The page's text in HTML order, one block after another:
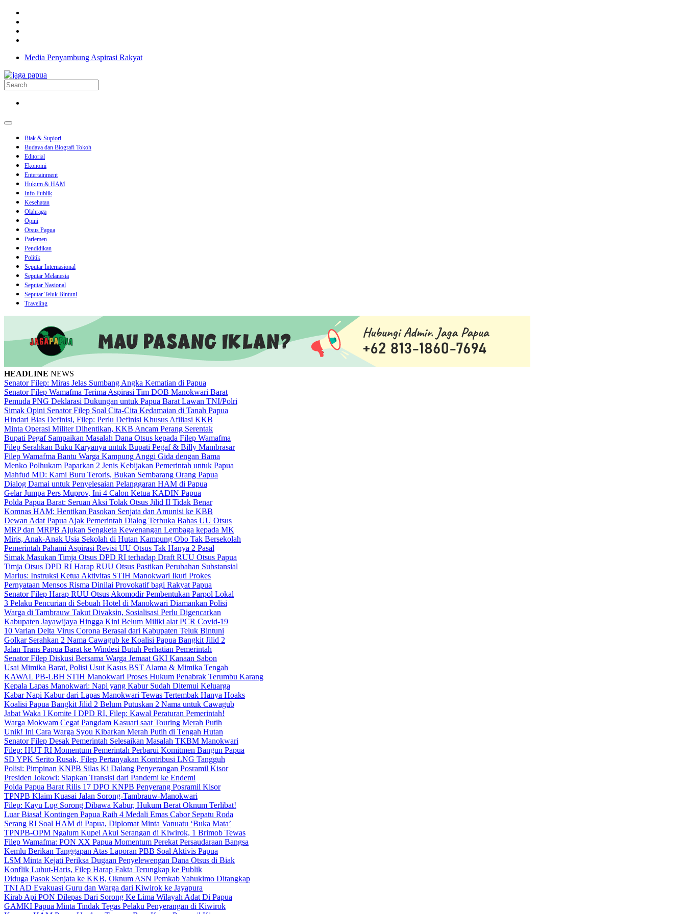
Media Penyambung Aspirasi Rakyat
Biak & Supiori
Budaya dan Biografi Tokoh
Editorial
Ekonomi
Entertainment
Hukum & HAM
Info Publik
Kesehatan
Olahraga
Opini
Otsus Papua
Parlemen
Pendidikan
Politik
Seputar Internasional
Seputar Melanesia
Seputar Nasional
Seputar Teluk Bintuni
Traveling
HEADLINE NEWS
Senator Filep: Miras Jelas Sumbang Angka Kematian di Papua
Senator Filep Wamafma Terima Aspirasi Tim DOB Manokwari Barat
Pemuda PNG Deklarasi Dukungan untuk Papua Barat Lawan TNI/Polri
Simak Opini Senator Filep Soal Cita-Cita Kedamaian di Tanah Papua
Hindari Bias Definisi, Filep: Perlu Definisi Khusus Afiliasi KKB
Minta Operasi Militer Dihentikan, KKB Ancam Perang Serentak
Bupati Pegaf Sampaikan Masalah Dana Otsus kepada Filep Wamafma
Filep Serahkan Buku Karyanya untuk Bupati Pegaf & Billy Mambrasar
Filep Wamafma Bantu Warga Kampung Anggi Gida dengan Bama
Menko Polhukam Paparkan 2 Jenis Kebijakan Pemerintah untuk Papua
Mahfud MD: Kami Buru Teroris, Bukan Sembarang Orang Papua
Dialog Damai untuk Penyelesaian Pelanggaran HAM di Papua
Gelar Jumpa Pers Muprov, Ini 4 Calon Ketua KADIN Papua
Polda Papua Barat: Seruan Aksi Tolak Otsus Jilid II Tidak Benar
Komnas HAM: Hentikan Pasokan Senjata dan Amunisi ke KBB
Dewan Adat Papua Ajak Pemerintah Dialog Terbuka Bahas UU Otsus
MRP dan MRPB Ajukan Sengketa Kewenangan Lembaga kepada MK
Miris, Anak-Anak Usia Sekolah di Hutan Kampung Obo Tak Bersekolah
Pemerintah Pahami Aspirasi Revisi UU Otsus Tak Hanya 2 Pasal
Simak Masukan Timja Otsus DPD RI terhadap Draft RUU Otsus Papua
Timja Otsus DPD RI Harap RUU Otsus Pastikan Perubahan Substansial
Marius: Instruksi Ketua Aktivitas STIH Manokwari Ikuti Prokes
Pernyataan Mensos Risma Dinilai Provokatif bagi Rakyat Papua
Senator Filep Harap RUU Otsus Akomodir Pembentukan Parpol Lokal
3 Pelaku Pencurian di Sebuah Hotel di Manokwari Diamankan Polisi
Warga di Tambrauw Takut Divaksin, Sosialisasi Perlu Digencarkan
Kabupaten Jayawijaya Hingga Kini Belum Miliki alat PCR Covid-19
10 Varian Delta Virus Corona Berasal dari Kabupaten Teluk Bintuni
Golkar Serahkan 2 Nama Cawagub ke Koalisi Papua Bangkit Jilid 2
Jalan Trans Papua Barat ke Windesi Butuh Perhatian Pemerintah
Senator Filep Diskusi Bersama Warga Jemaat GKI Kanaan Sabon
Usai Mimika Barat, Polisi Usut Kasus BST Alama & Mimika Tengah
KAWAL PB-LBH STIH Manokwari Proses Hukum Penabrak Terumbu Karang
Kepala Lapas Manokwari: Napi yang Kabur Sudah Ditemui Keluarga
Kabar Napi Kabur dari Lapas Manokwari Tewas Tertembak Hanya Hoaks
Koalisi Papua Bangkit Jilid 2 Belum Putuskan 2 Nama untuk Cawagub
Jabat Waka I Komite I DPD RI, Filep: Kawal Peraturan Pemerintah!
Warga Mokwam Cegat Pangdam Kasuari saat Touring Merah Putih
Unik! Ini Cara Warga Syou Kibarkan Merah Putih di Tengah Hutan
Senator Filep Desak Pemerintah Selesaikan Masalah TKBM Manokwari
Filep: HUT RI Momentum Pemerintah Perbarui Komitmen Bangun Papua
SD YPK Serito Rusak, Filep Pertanyakan Kontribusi LNG Tangguh
Polisi: Pimpinan KNPB Silas Ki Dalang Penyerangan Posramil Kisor
Presiden Jokowi: Siapkan Transisi dari Pandemi ke Endemi
Polda Papua Barat Rilis 17 DPO KNPB Penyerang Posramil Kisor
TPNPB Klaim Kuasai Jalan Sorong-Tambrauw-Manokwari
Filep: Kayu Log Sorong Dibawa Kabur, Hukum Berat Oknum Terlibat!
Luar Biasa! Kontingen Papua Raih 4 Medali Emas Cabor Sepatu Roda
Serang RI Soal HAM di Papua, Diplomat Minta Vanuatu ‘Buka Mata’
TPNPB-OPM Ngalum Kupel Akui Serangan di Kiwirok, 1 Brimob Tewas
Filep Wamafma: PON XX Papua Momentum Perekat Persaudaraan Bangsa
Kemlu Berikan Tanggapan Atas Laporan PBB Soal Aktivis Papua
LSM Minta Kejati Periksa Dugaan Penyelewengan Dana Otsus di Biak
Konflik Luhut-Haris, Filep Harap Fakta Terungkap ke Publik
Diduga Pasok Senjata ke KKB, Oknum ASN Pemkab Yahukimo Ditangkap
TNI AD Evakuasi Guru dan Warga dari Kiwirok ke Jayapura
Kirab Api PON Dilepas Dari Sorong Ke Lima Wilayah Adat Di Papua
GAMKI Papua Minta Tindak Tegas Pelaku Penyerangan di Kiwirok